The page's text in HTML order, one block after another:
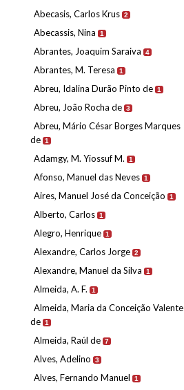
Abecasis, Carlos Krus 2
Abecassis, Nina 1
Abrantes, Joaquim Saraiva 4
Abrantes, M. Teresa 1
Abreu, Idalina Durão Pinto de 1
Abreu, João Rocha de 3
Abreu, Mário César Borges Marques
de 1
Adamgy, M. Yiossuf M. 1
Afonso, Manuel das Neves 1
Aires, Manuel José da Conceição 1
Alberto, Carlos 1
Alegro, Henrique 1
Alexandre, Carlos Jorge 2
Alexandre, Manuel da Silva 1
Almeida, A. F. 1
Almeida, Maria da Conceição Valente
de 1
Almeida, Raúl de 7
Alves, Adelino 3
Alves, Fernando Manuel 1